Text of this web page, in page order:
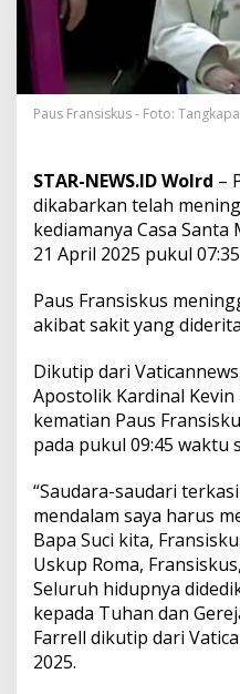
n
g
a
l
D
a
d
a
l
m
S
u
s
a
n
a
P
s
k
a
h
d
i
U
s
Paus Fransiskus - Foto:
STAR-NEWS.ID Wolrd –
dikabarkan telah
kediamanya Casa
21 April 2025 pukul
Paus Fransiskus
akibat sakit yang
Dikutip dari
Apostolik Kardinal
kematian Paus
pada pukul 09:45 waktu
“Saudara-saudari
mendalam saya harus
Bapa Suci kita,
Uskup Roma,
Seluruh hidupnya
kepada Tuhan dan
Farrell dikutip dari
2025.